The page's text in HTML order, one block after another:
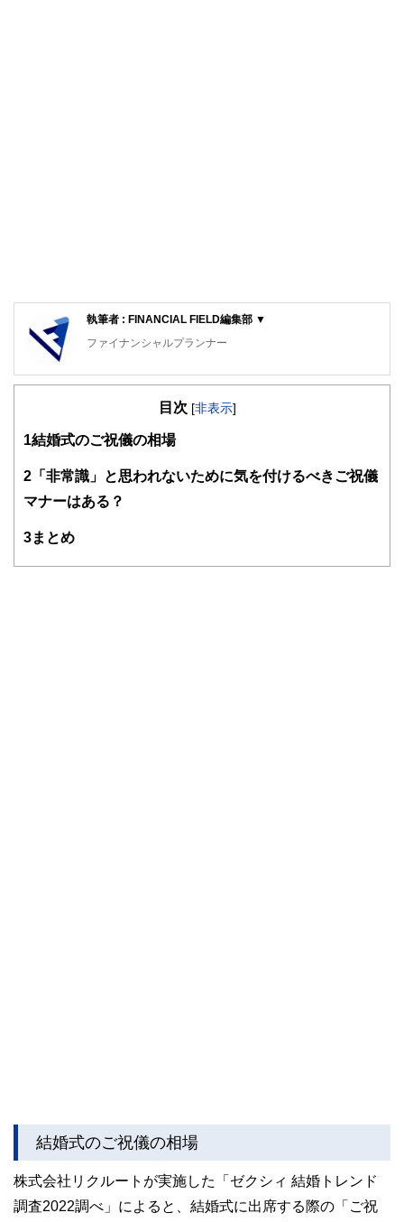
執筆者 : FINANCIAL FIELD編集部 ▼
ファイナンシャルプランナー
FinancialField編集部は、金融、経済に関する記事を、日々
知識がない方でも理解できるようわかりやすく発信していま
得者を中心に「お金や暮らし」に関する書籍・雑誌の編集経
験者で構成され、企画立案から記事掲載まですべての工程に
関わることで、読者目線のコンテンツを追求しています。
ドバイザー、DCプランナー、公認会計士、社会保険労務
目次 [非表示]
1 結婚式のご祝儀の相場
2 「非常識」と思われないために気を付けるべきご祝儀
マナーはある？
3まとめ
結婚式のご祝儀の相場
株式会社リクルートが実施した「ゼクシィ 結婚トレンド
調査2022調べ」によると、結婚式に出席する際の「ご祝